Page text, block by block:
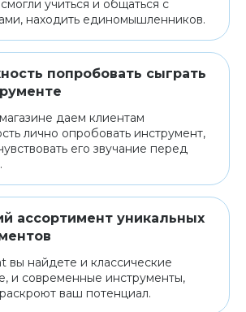
учиться и общаться с
находить единомышленников.
попробовать сыграть
даем клиентам
лично опробовать инструмент,
его звучание перед
ассортимент уникальных
вы найдете и классические
и современные инструменты,
ваш потенциал.